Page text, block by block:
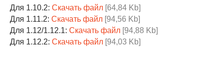
Для 1.10.2: Скачать файл [64,84 Kb]
Для 1.11.2: Скачать файл [94,56 Kb]
Для 1.12/1.12.1: Скачать файл [94,88 Kb]
Для 1.12.2: Скачать файл [94,03 Kb]